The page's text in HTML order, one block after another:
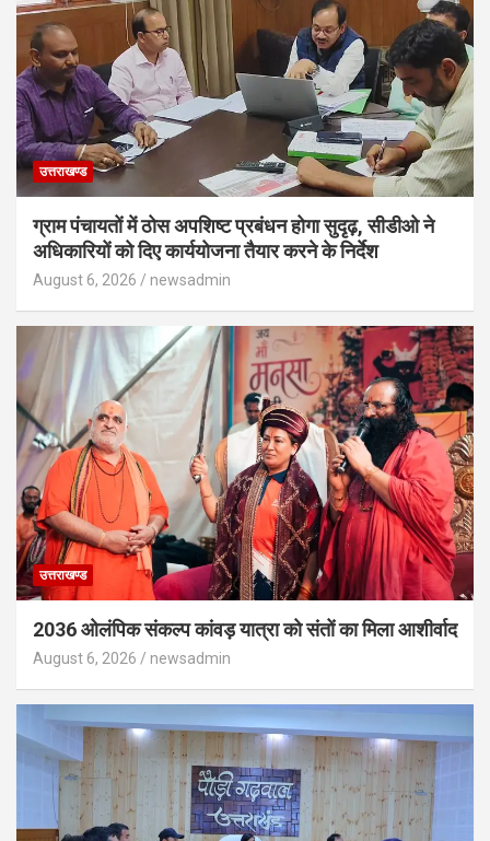
उत्तराखण्ड
ग्राम पंचायतों में ठोस अपशिष्ट प्रबंधन होगा सुदृढ़, सीडीओ ने
अधिकारियों को दिए कार्ययोजना तैयार करने के निर्देश
August 6, 2026 newsadmin
उत्तराखण्ड
2036 ओलंपिक संकल्प कांवड़ यात्रा को संतों का मिला आशीर्वाद
August 6, 2026 newsadmin